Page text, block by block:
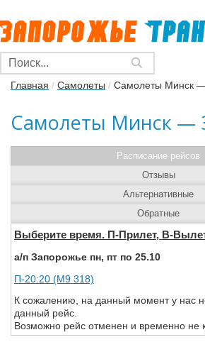
Главная / Самолеты / Самолеты Минск
Самолеты Минск —
Расписание рейсов
Выберите время. П-Прилет, В-
а/п Запорожье пн, пт по 25.10
П-20:20 (M9 318)
К сожалению, на данный момент у нас
данный рейс.
Возможно рейс отменен и временно не
Отзывы
Альтернативные
Обратные